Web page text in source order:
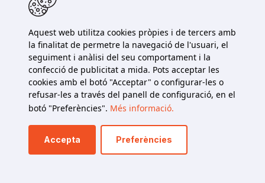
Biblioteca Infant Pere
divendres, 8 de maig de 2026
16:00
Reserva
Gandesa
dissabte, 16 de maig de 2026
Aquest web utilitza cookies pròpies i de tercers amb
la finalitat de permetre la navegació de l'usuari, el
seguiment i anàlisi del seu comportament i la
confecció de publicitat a mida. Pots acceptar les
cookies amb el botó "Acceptar" o configurar-les o
refusar-les a través del panell de configuració, en el
botó "Preferències". Més informació.
Accepta Preferències